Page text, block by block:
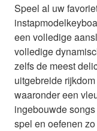
Speel al uw
een volledige
volledige
zelfs de meest
uitgebreide
waaronder een
ingebouwde
spel en oefenen